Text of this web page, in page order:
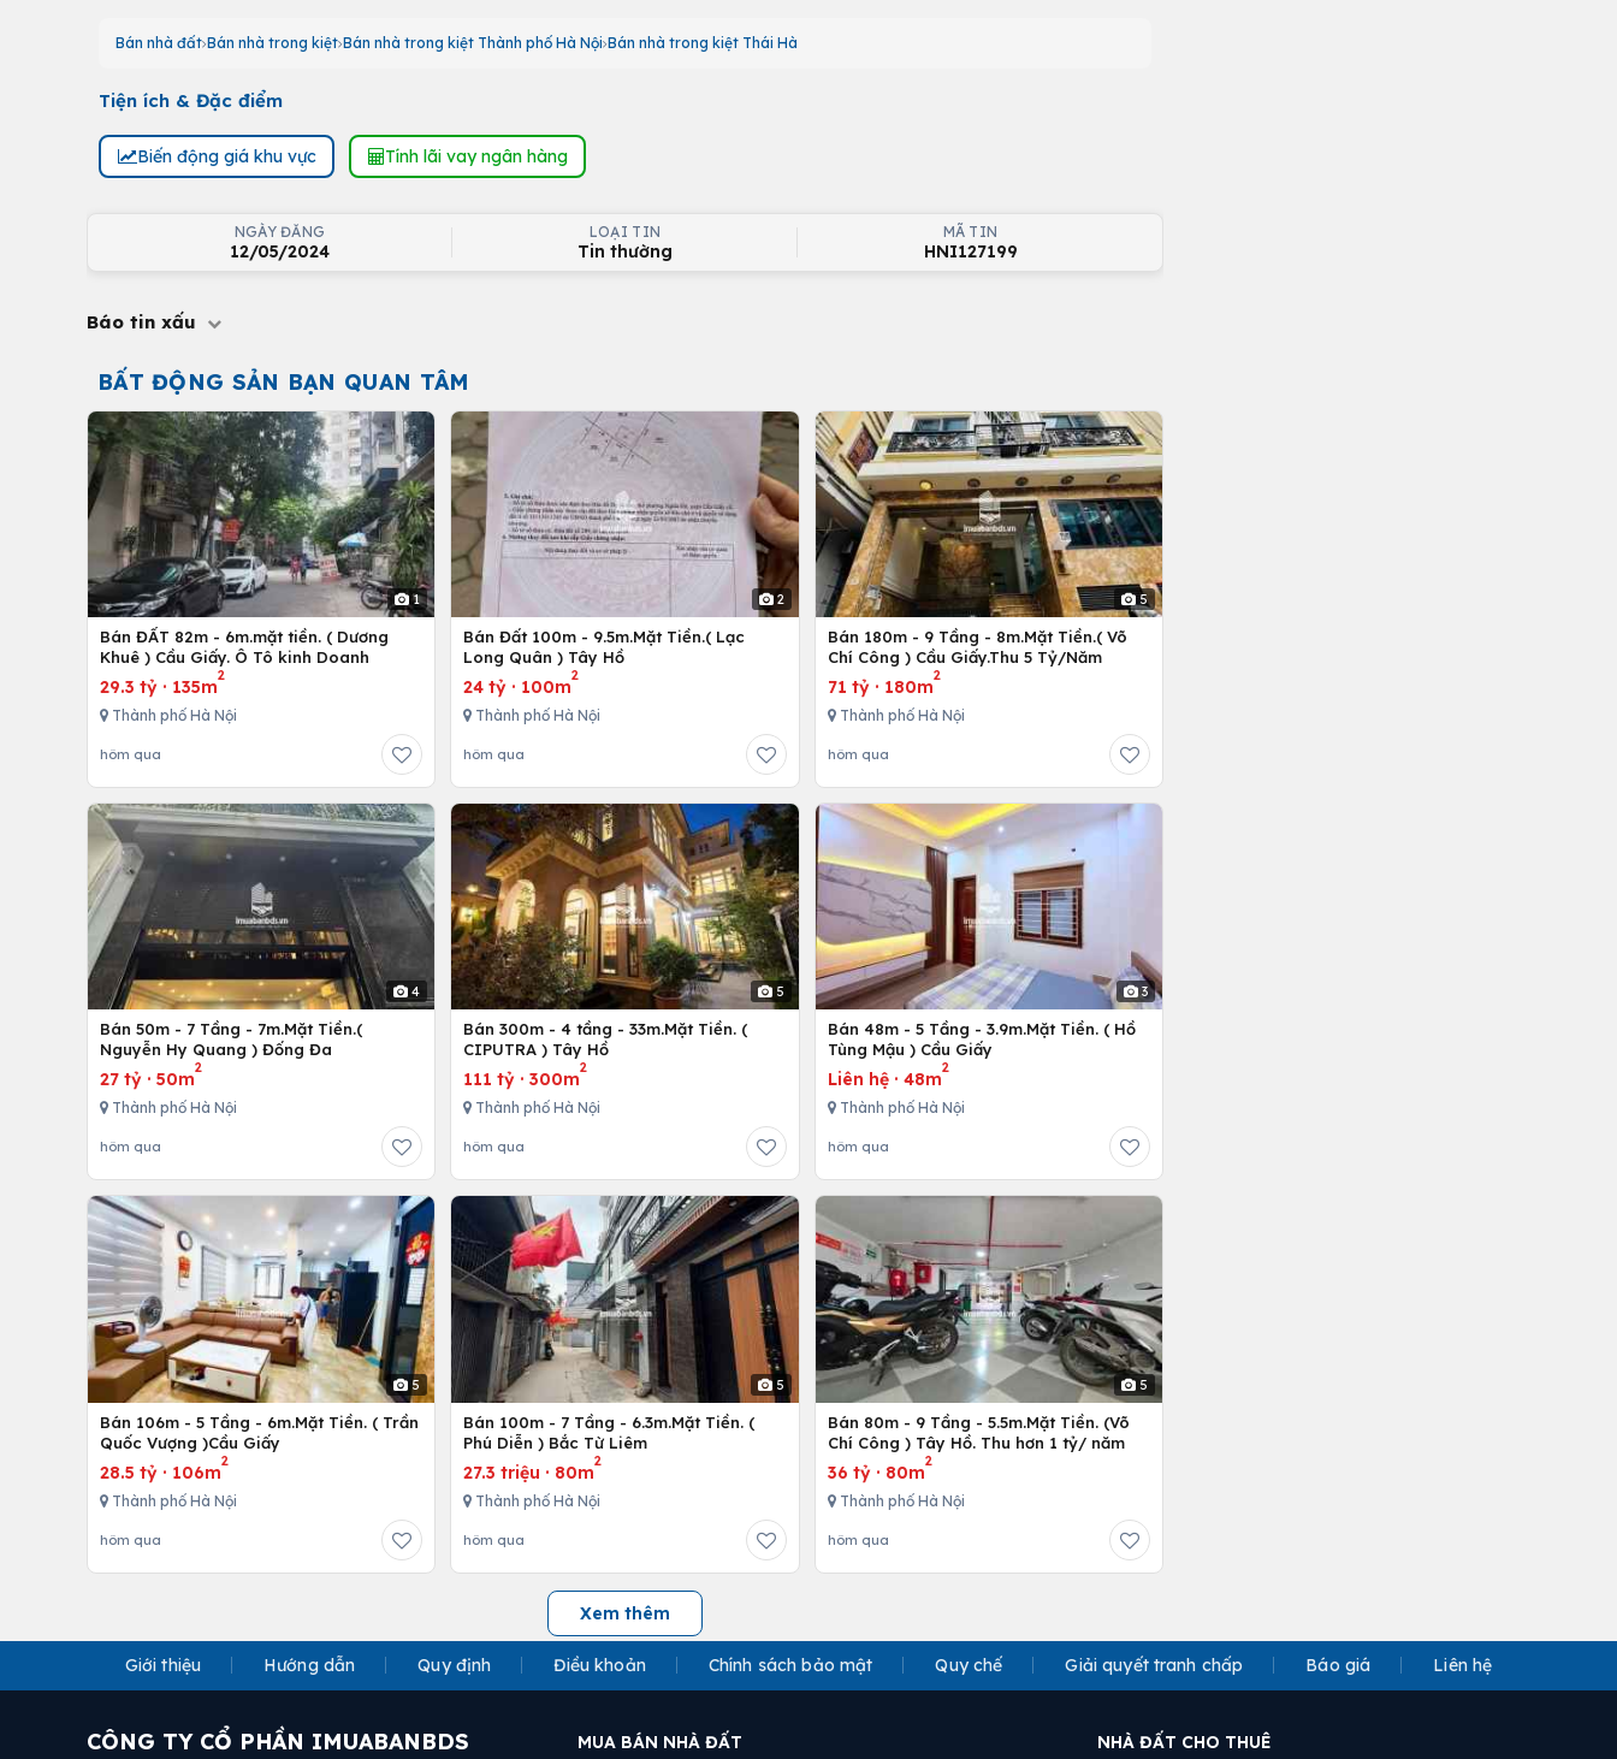
Bán nhà đất Bán nhà trong kiệt Bán nhà trong kiệt Thành phố Hà Nội Bán nhà trong kiệt Thái Hà
Tiện ích & Đặc điểm
Biến động giá khu vực Tính lãi vay ngân hàng
NGÀY ĐĂNG
12/05/2024
LOẠI TIN
Tin thường
MÃ TIN
HNI127199
Báo tin xấu
BẤT ĐỘNG SẢN BẠN QUAN TÂM
1
Bán ĐẤT 82m - 6m.mặt tiền. ( Dương
Khuê ) Cầu Giấy. Ô Tô kinh Doanh
29.3 tỷ · 135m
2
Thành phố Hà Nội
hôm qua
2
Bán Đất 100m - 9.5m.Mặt Tiền.( Lạc
Long Quân ) Tây Hồ
24 tỷ · 100m
2
Thành phố Hà Nội
hôm qua
5
Bán 180m - 9 Tầng - 8m.Mặt Tiền.( Võ
Chí Công ) Cầu Giấy.Thu 5 Tỷ/Năm
71 tỷ· 180m
2
Thành phố Hà Nội
hôm qua
4
Bán 50m - 7 Tầng - 7m.Mặt Tiền.(
Nguyễn Hy Quang ) Đống Đa
27 tỷ · 50m
2
Thành phố Hà Nội
hôm qua
5
Bán 300m - 4 tầng - 33m.Mặt Tiền. (
CIPUTRA ) Tây Hồ
111 tỷ ·300m
2
Thành phố Hà Nội
hôm qua
3
Bán 48m - 5 Tầng - 3.9m.Mặt Tiền. ( Hồ
Tùng Mậu ) Cầu Giấy
Liên hệ· 48m
2
Thành phố Hà Nội
hôm qua
5
Bán 106m - 5 Tầng - 6m.Mặt Tiền. ( Trần
Quốc Vượng )Cầu Giấy
28.5 tỷ · 106m
2
Thành phố Hà Nội
hôm qua
5
Bán 100m - 7 Tầng - 6.3m.Mặt Tiền. (
Phú Diễn ) Bắc Từ Liêm
27.3 triệu · 80m
2
Thành phố Hà Nội
hôm qua
5
Bán 80m - 9 Tầng - 5.5m.Mặt Tiền. (Võ
Chí Công ) Tây Hồ. Thu hơn 1 tỷ/ năm
36 tỷ· 80m
2
Thành phố Hà Nội
hôm qua
Xem thêm
Giới thiệu Hướng dẫn Quy định Điều khoản Chính sách bảo mật Quy chế Giải quyết tranh chấp Báo giá Liên hệ
CÔNG TY CỔ PHẦN IMUABANBDS MUA BÁN NHÀ ĐẤT NHÀ ĐẤT CHO THUÊ